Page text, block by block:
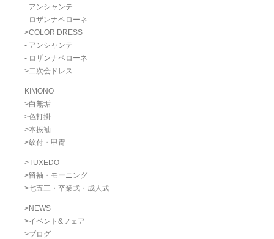
- アンシャンテ
- ロザンナペローネ
>COLOR DRESS
- アンシャンテ
- ロザンナペローネ
>二次会ドレス
KIMONO
>白無垢
>色打掛
>本振袖
>紋付・甲冑
>TUXEDO
>留袖・モーニング
>七五三・卒業式・成人式
>NEWS
>イベント&フェア
>ブログ